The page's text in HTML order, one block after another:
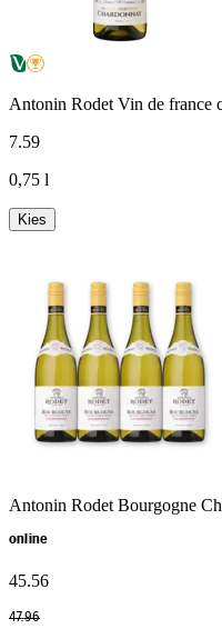
Antonin Rodet Vin de france
7.59
0,75 l
Kies
Antonin Rodet Bourgogne
online
45.56
47.96